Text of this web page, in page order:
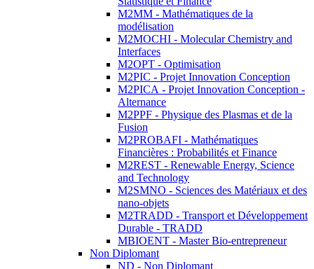
M2MM - Mathématiques de la
modélisation
M2MOCHI - Molecular Chemistry and
Interfaces
M2OPT - Optimisation
M2PIC - Projet Innovation Conception
M2PICA - Projet Innovation Conception -
Alternance
M2PPF - Physique des Plasmas et de la
Fusion
M2PROBAFI - Mathématiques
Financières : Probabilités et Finance
M2REST - Renewable Energy, Science
and Technology
M2SMNO - Sciences des Matériaux et des
nano-objets
M2TRADD - Transport et Développement
Durable - TRADD
MBIOENT - Master Bio-entrepreneur
Non Diplomant
ND - Non Diplomant